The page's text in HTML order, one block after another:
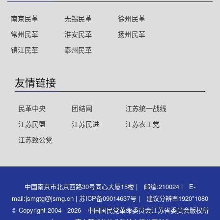
南京民革 无锡民革
徐州民革
常州民革
淮安民革
扬州民革
镇江民革
泰州民革
友情链接
民革中央 团结网
江苏统一战线
江苏民盟
江苏民进
江苏农工党
江苏致公党
中国南京市北京西路30号同心大厦15楼 | 邮编:210024 | E-
mail:jsmgtg@jsmg.cn | 苏ICP备09014637号 | 建议分辨率1920*1080
© Copyright 2004 - 2026 中国国民党革命委员会江苏省委员会版权所